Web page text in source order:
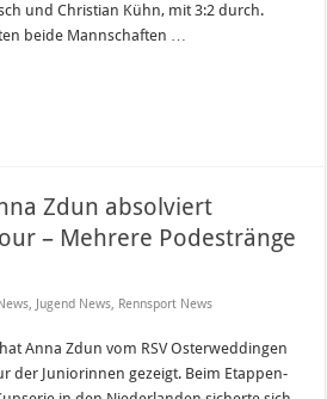
und Christian Kühn, mit 3:2 durch.
beide Mannschaften …
Zdun absolviert
– Mehrere Podestränge
, Jugend News, Rennsport News
Anna Zdun vom RSV Osterweddingen
der Juniorinnen gezeigt. Beim Etappen-